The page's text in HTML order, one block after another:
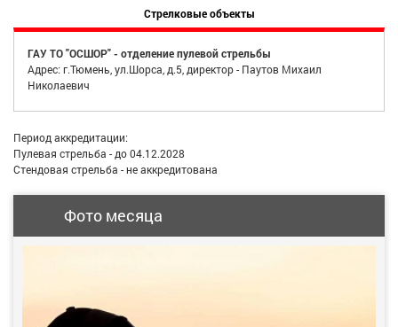
Стрелковые объекты
ГАУ ТО "ОСШОР" - отделение пулевой стрельбы
Адрес: г.Тюмень, ул.Шорса, д.5, директор - Паутов Михаил
Николаевич
Период аккредитации:
Пулевая стрельба - до 04.12.2028
Стендовая стрельба - не аккредитована
Фото месяца